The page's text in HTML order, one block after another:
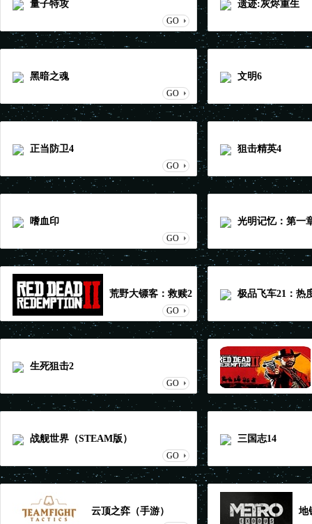
量子特攻
GO
遗迹:灰烬重生
黑暗之魂
GO
文明6
正当防卫4
GO
狙击精英4
嗜血印
GO
光明记忆：第一
荒野大镖客：救赎2
GO
极品飞车21：热
生死狙击2
GO
战舰世界（STEAM版）
GO
三国志14
云顶之弈（手游） 地